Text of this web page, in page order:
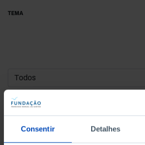
Consentir Detalhes
TEMA
DATA DE INÍCIO
DATA DE FIM